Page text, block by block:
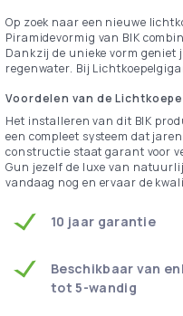
Op zoek naar een nieuwe
Piramidevormig van BIK
Dankzij de unieke vorm geniet
regenwater. Bij
Voordelen van de
Het installeren van dit BIK
een compleet systeem dat
constructie staat garant voor
Gun jezelf de luxe van
vandaag nog en ervaar de
10 jaar garantie
Beschikbaar van
tot 5-wandig